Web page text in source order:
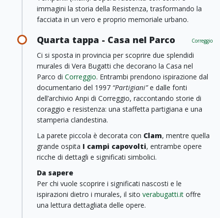
immagini la storia della Resistenza, trasformando la
facciata in un vero e proprio memoriale urbano.
Quarta tappa - Casa nel Parco Correggio
Ci si sposta in provincia per scoprire due splendidi
murales di Vera Bugatti che decorano la Casa nel
Parco di Correggio. Entrambi prendono ispirazione dal
documentario del 1997 “Partigiani”e dalle fonti
dell’archivio Anpi di Correggio, raccontando storie di
coraggio e resistenza: una staffetta partigiana e una
stamperia clandestina.
La parete piccola è decorata con Clam, mentre quella
grande ospita I campi capovolti, entrambe opere
ricche di dettagli e significati simbolici.
Da sapere
Per chi vuole scoprire i significati nascosti e le
ispirazioni dietro i murales, il sito verabugatti.it offre
una lettura dettagliata delle opere.